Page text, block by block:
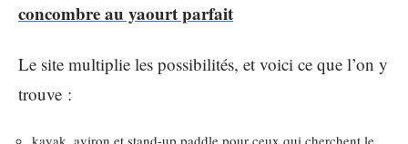
concombre au yaourt parfait
Le site multiplie les possibilités, et voici ce que l’on y
trouve :
kayak, aviron et stand-up paddle pour ceux qui cherchent le